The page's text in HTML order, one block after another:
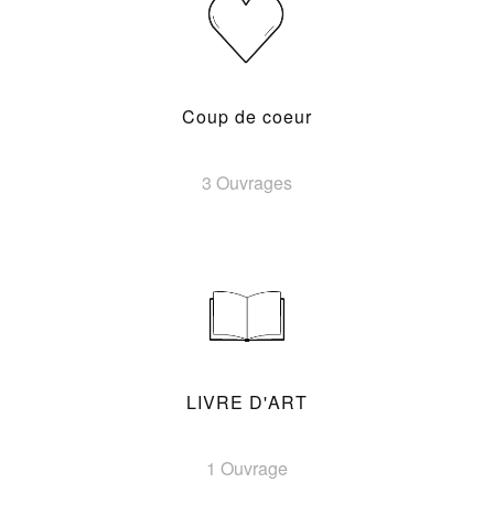
Coup de coeur
3 Ouvrages
LIVRE D'ART
1 Ouvrage